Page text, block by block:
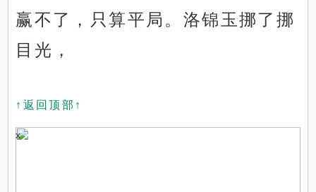
赢不了，只算平局。洛锦玉挪了挪
目光，
↑返回顶部↑
x